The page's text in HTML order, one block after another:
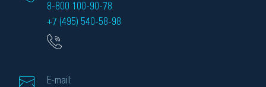
8-800 100-90-78
+7 (495) 540-58-98
E-mail: